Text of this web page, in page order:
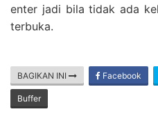
enter jadi bila tidak ada
terbuka.
BAGIKAN INI Facebook
Buffer